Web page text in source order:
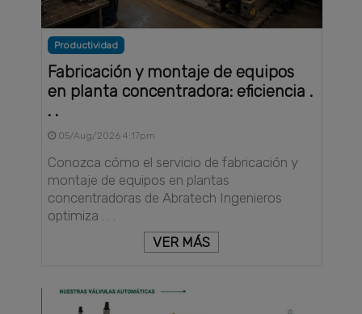
Productividad
Fabricación y montaje de equipos
en planta concentradora: eficiencia .
. .
05/Aug/2026 4:17pm
Conozca cómo el servicio de fabricación y
montaje de equipos en plantas
concentradoras de Abratech Ingenieros
optimiza . . .
VER MÁS